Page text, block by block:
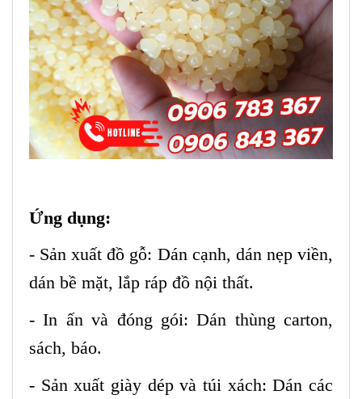
Ứng dụng:
- Sản xuất đồ gỗ: Dán cạnh, dán nẹp viền,
dán bề mặt, lắp ráp đồ nội thất.
- In ấn và đóng gói: Dán thùng carton,
sách, báo.
- Sản xuất giày dép và túi xách: Dán các